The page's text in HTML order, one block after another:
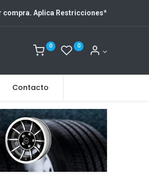
compra. Aplica Restricciones*
0 0
Contacto